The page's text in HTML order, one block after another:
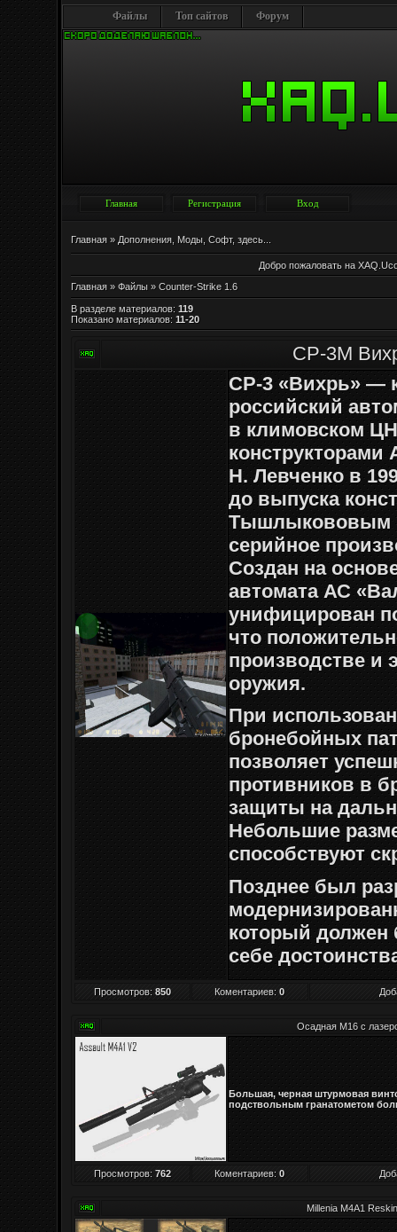
Файлы Топ сайтов Форум
Главная Регистрация Вход
Главная» Дополнения, Моды, Софт, здесь...
Добро пожаловать на
Главная» Файлы» Counter-Strike 1.6
В разделе материалов: 119
Показано материалов: 11-20
СР-3М
СР-3 «Вихрь» —
российский
в климовском
Н. Левченко в
до выпуска
Тышлыкововым
серийное
Создан на
автомата АС
унифицирован
что
производстве и
оружия.
При
бронебойных
позволяет
противников в
защиты на
Небольшие
способствуют
Позднее был
который
себе
Просмотров: 850 Коментариев: 0
Осадная M16 с
Большая, черная штурмовая
подствольным гранатометом
Просмотров: 762 Коментариев: 0
Millenia M4A1 Reskin